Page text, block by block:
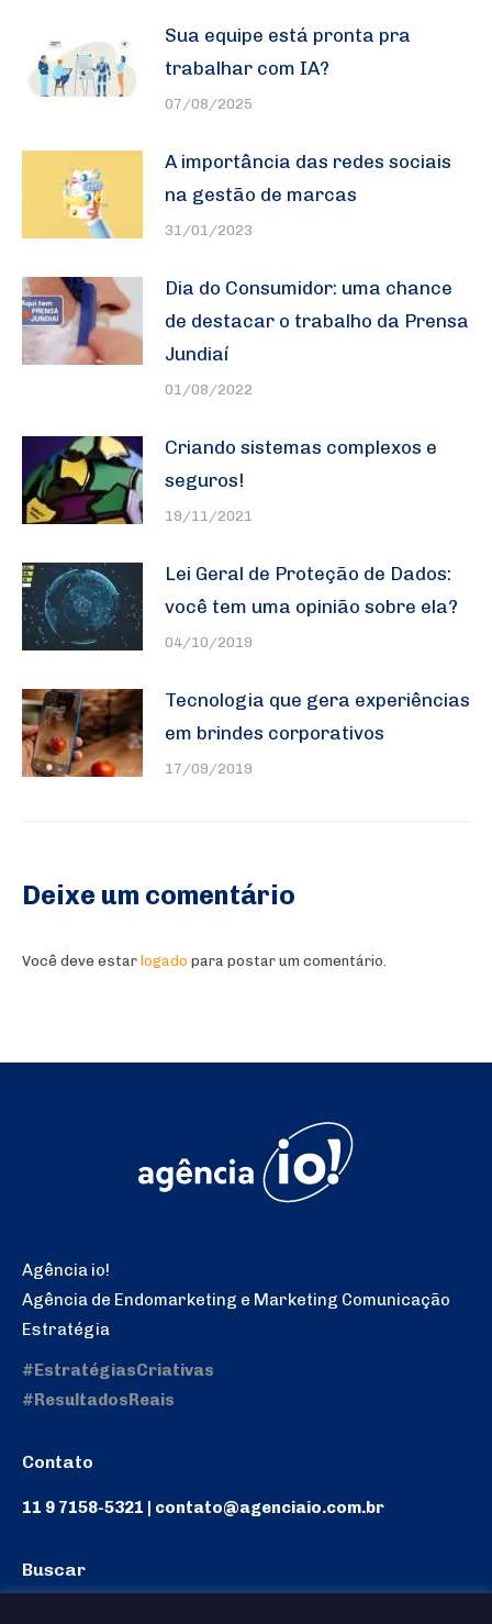
Sua equipe está pronta pra
trabalhar com IA?
07/08/2025
A importância das redes sociais
na gestão de marcas
31/01/2023
Dia do Consumidor: uma chance
de destacar o trabalho da Prensa
Jundiaí
01/08/2022
Criando sistemas complexos e
seguros!
19/11/2021
Lei Geral de Proteção de Dados:
você tem uma opinião sobre ela?
04/10/2019
Tecnologia que gera experiências
em brindes corporativos
17/09/2019
Deixe um comentário
Você deve estar logado para postar um comentário.
Agência io!
Agência de Endomarketing e Marketing Comunicação
Estratégia
#EstratégiasCriativas
#ResultadosReais
Contato
11 9 7158-5321 | contato@agenciaio.com.br
Buscar